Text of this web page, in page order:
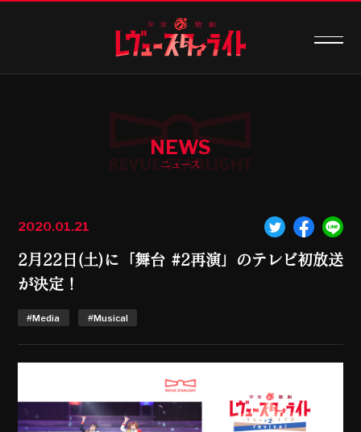
NEWS
ニュース
2020.01.21
2月22日(土)に「舞台 #2再演」のテレビ初放送
が決定！
#Media #Musical